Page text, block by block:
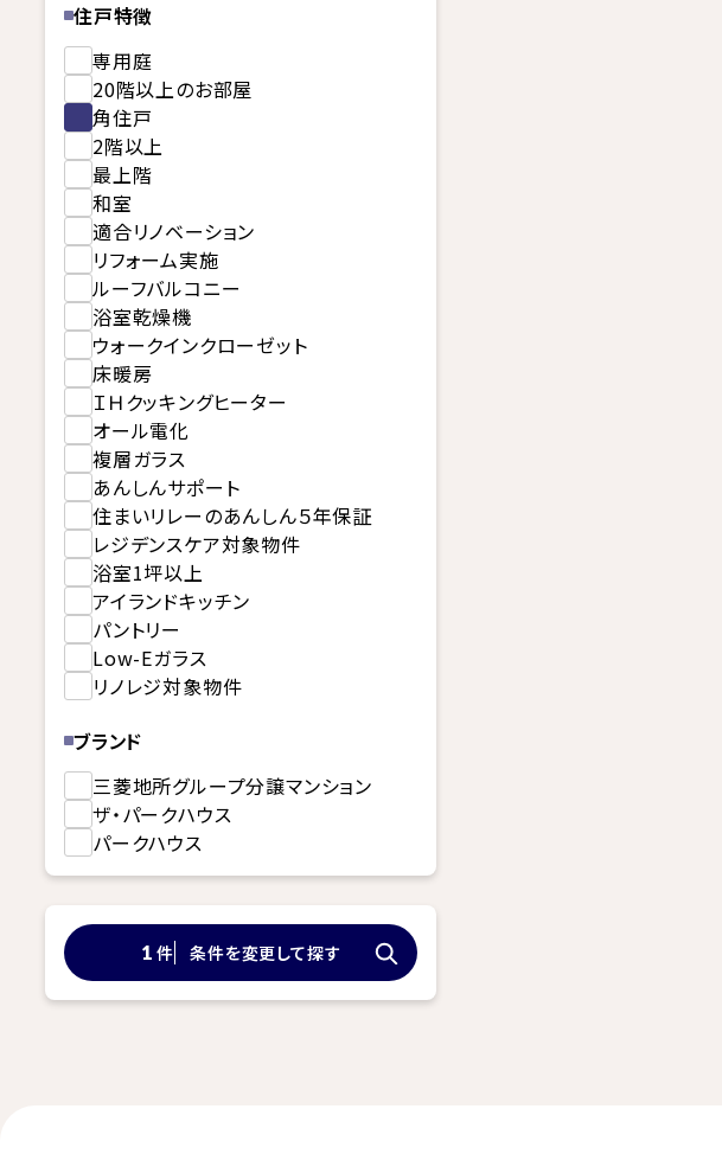
住戸特徴
専用庭
20階以上のお部屋
角住戸
2階以上
最上階
和室
適合リノベーション
リフォーム実施
ルーフバルコニー
浴室乾燥機
ウォークインクローゼット
床暖房
ＩＨクッキングヒーター
オール電化
複層ガラス
あんしんサポート
住まいリレーのあんしん５年保証
レジデンスケア対象物件
浴室1坪以上
アイランドキッチン
パントリー
Low-Eガラス
リノレジ対象物件
ブランド
三菱地所グループ分譲マンション
ザ・パークハウス
パークハウス
1 件 条件を変更して探す